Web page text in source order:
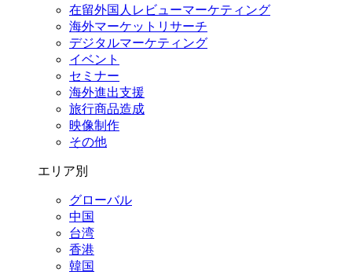
在留外国⼈レビューマーケティング
海外マーケットリサーチ
デジタルマーケティング
イベント
セミナー
海外進出支援
旅行商品造成
映像制作
その他
エリア別
グローバル
中国
台湾
香港
韓国